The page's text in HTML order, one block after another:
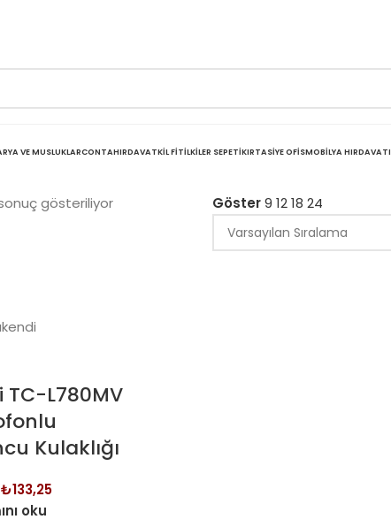
VE MUSLUKLARCONTAHIRDAVATKIL FITILKILER SEPETIKIRTASIYE OFISMOBILYA HIRDAVATI
gösteriliyor Göster9121824
TC-L780MV
Kulaklığı
₺133,25
oku